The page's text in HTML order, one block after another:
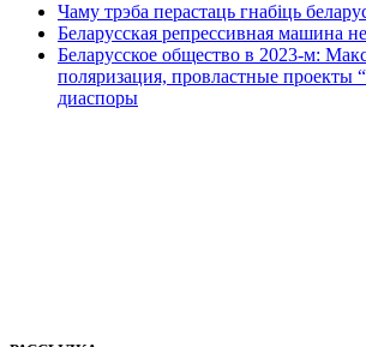
Чаму трэба перастаць гнабіць
Беларусская репрессивная машина
Беларусское общество в 2023-м:
поляризация, провластные проекты
диаспоры